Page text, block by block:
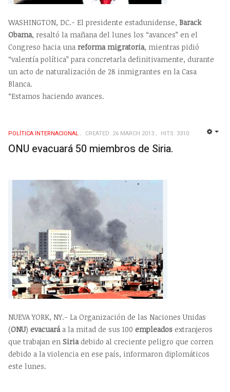
WASHINGTON, DC.- El presidente estadunidense, Barack
Obama, resaltó la mañana del lunes los “avances” en el
Congreso hacia una reforma migratoria, mientras pidió
“valentía política” para concretarla definitivamente, durante
un acto de naturalización de 28 inmigrantes en la Casa
Blanca.
“Estamos haciendo avances.
POLÍTICA INTERNACIONAL CREATED: 26 MARCH 2013 HITS: 3310
ONU evacuará 50 miembros de Siria.
NUEVA YORK, NY.- La Organización de las Naciones Unidas
(ONU) evacuaráa la mitad de sus 100 empleados extranjeros
que trabajan en Siriadebido al creciente peligro que corren
debido a la violencia en ese país, informaron diplomáticos
este lunes.